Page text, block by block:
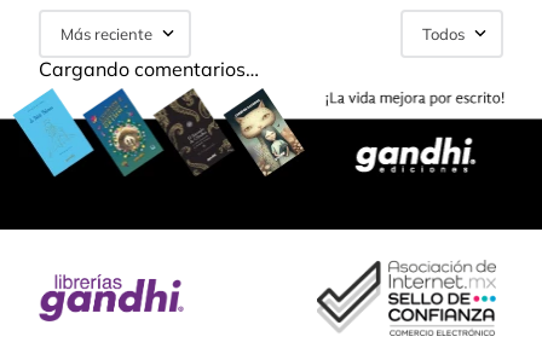
Más reciente Todos
Cargando comentarios…